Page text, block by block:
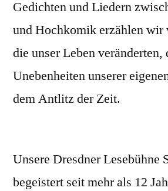
Gedichten und Liedern
und Hochkomik erzählen wir
die unser Leben veränderten,
Unebenheiten unserer
dem Antlitz der Zeit.
Unsere Dresdner Lesebühne
begeistert seit mehr als 12